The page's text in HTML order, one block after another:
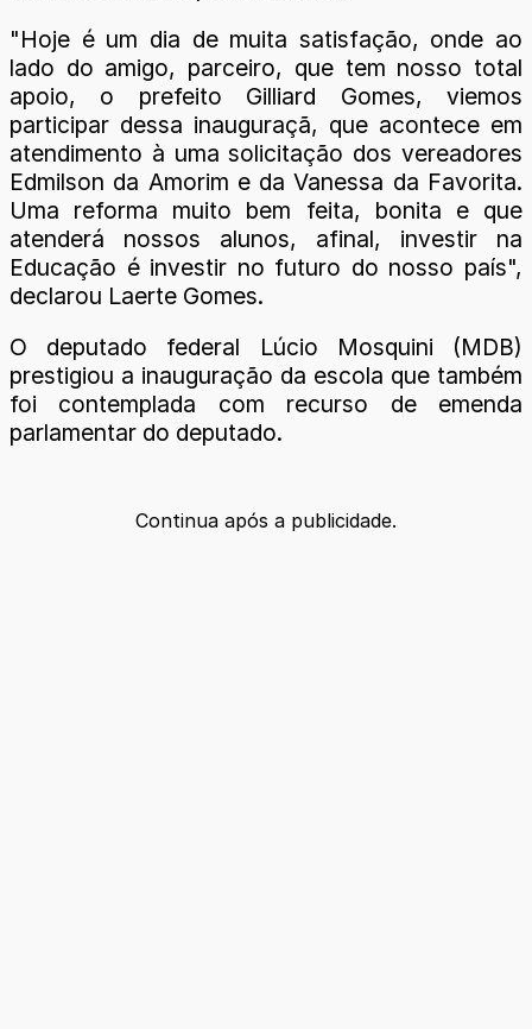
"Hoje é um dia de muita satisfação, onde ao
lado do amigo, parceiro, que tem nosso total
apoio, o prefeito Gilliard Gomes, viemos
participar dessa inauguraçã, que acontece em
atendimento à uma solicitação dos vereadores
Edmilson da Amorim e da Vanessa da Favorita.
Uma reforma muito bem feita, bonita e que
atenderá nossos alunos, afinal, investir na
Educação é investir no futuro do nosso país",
declarou Laerte Gomes.
O deputado federal Lúcio Mosquini (MDB)
prestigiou a inauguração da escola que também
foi contemplada com recurso de emenda
parlamentar do deputado.
Continua após a publicidade.